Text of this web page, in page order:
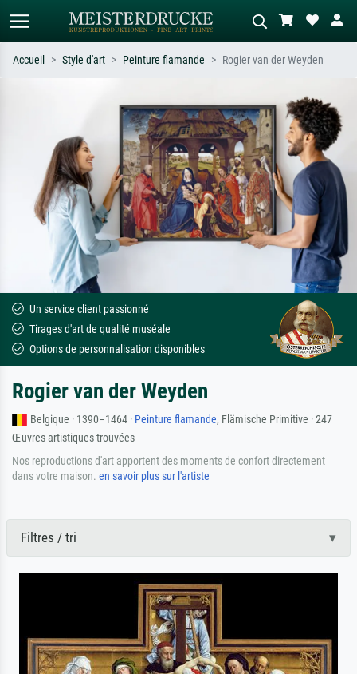
Recherchez par artiste, titre ou style –
ex. Monet, Nuit étoilée,
impressionnisme, vague de Hokusai,
nu.
Décrivez la scène – ex. prairie verte,
abstrait avec beaucoup de rouge,
tableau sombre, nu debout près d'un
arbre.
Accueil Style d'art Peinture flamande Rogier van der Weyden
Un service client passionné
Tirages d'art de qualité muséale
Options de personnalisation disponibles
Rogier van der Weyden
Belgique · 1390–1464 · Peinture flamande, Flämische Primitive · 247
Œuvres artistiques trouvées
Nos reproductions d'art apportent des moments de confort directement
dans votre maison. en savoir plus sur l'artiste
Filtres / tri